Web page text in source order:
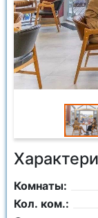
Комнаты:
Кол. ком.: